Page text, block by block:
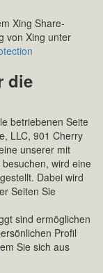
Xing Share-
von Xing unter
die
betriebenen Seite
LLC, 901 Cherry
unserer mit
wird eine
Dabei wird
Seiten Sie
sind ermöglichen
Profil
Sie sich aus